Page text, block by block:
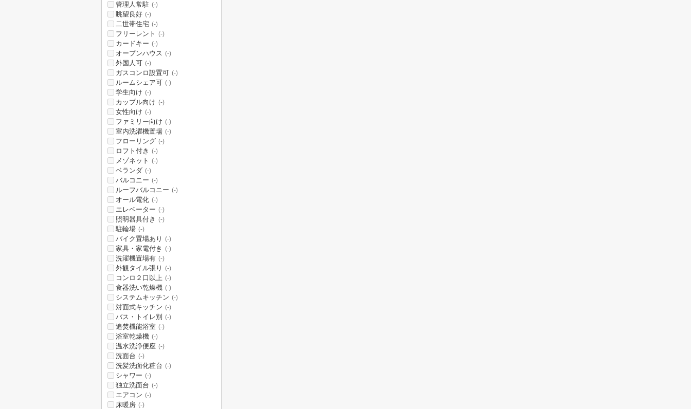
管理人常駐 (-)
眺望良好 (-)
二世帯住宅 (-)
フリーレント (-)
カードキー (-)
オープンハウス (-)
外国人可 (-)
ガスコンロ設置可 (-)
ルームシェア可 (-)
学生向け (-)
カップル向け (-)
女性向け (-)
ファミリー向け (-)
室内洗濯機置場 (-)
フローリング (-)
ロフト付き (-)
メゾネット (-)
ベランダ (-)
バルコニー (-)
ルーフバルコニー (-)
オール電化 (-)
エレベーター (-)
照明器具付き (-)
駐輪場 (-)
バイク置場あり (-)
家具・家電付き (-)
洗濯機置場有 (-)
外観タイル張り (-)
コンロ２口以上 (-)
食器洗い乾燥機 (-)
システムキッチン (-)
対面式キッチン (-)
バス・トイレ別 (-)
追焚機能浴室 (-)
浴室乾燥機 (-)
温水洗浄便座 (-)
洗面台 (-)
洗髪洗面化粧台 (-)
シャワー (-)
独立洗面台 (-)
エアコン (-)
床暖房 (-)